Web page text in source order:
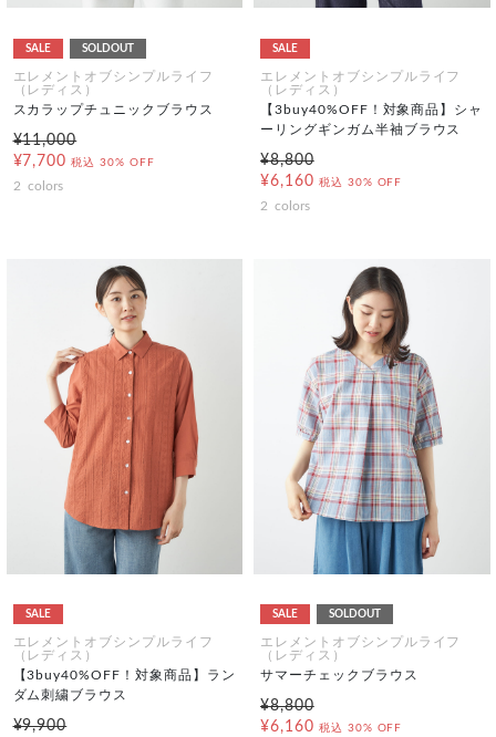
SALE SOLDOUT
エレメントオブシンプルライフ
（レディス）
スカラップチュニックブラウス
¥11,000
¥7,700 税込 30% OFF
2 colors
SALE
エレメントオブシンプルライフ
（レディス）
【3buy40%OFF！対象商品】シャ
ーリングギンガム半袖ブラウス
¥8,800
¥6,160 税込 30% OFF
2 colors
SALE
エレメントオブシンプルライフ
（レディス）
【3buy40%OFF！対象商品】ラン
ダム刺繍ブラウス
¥9,900
SALE SOLDOUT
エレメントオブシンプルライフ
（レディス）
サマーチェックブラウス
¥8,800
¥6,160 税込 30% OFF